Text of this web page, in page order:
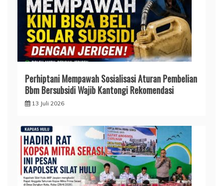
Perhiptani Mempawah Sosialisasi Aturan Pembelian
Bbm Bersubsidi Wajib Kantongi Rekomendasi
13 Juli 2026